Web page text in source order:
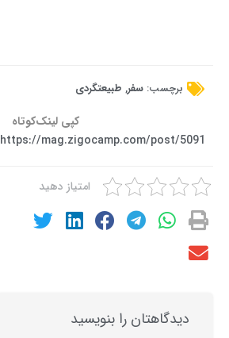
برچسب: سفر, طبیعتگردی
کپی لینک‌کوتاه
https://mag.zigocamp.com/post/5091
امتیاز دهید
دیدگاهتان را بنویسید